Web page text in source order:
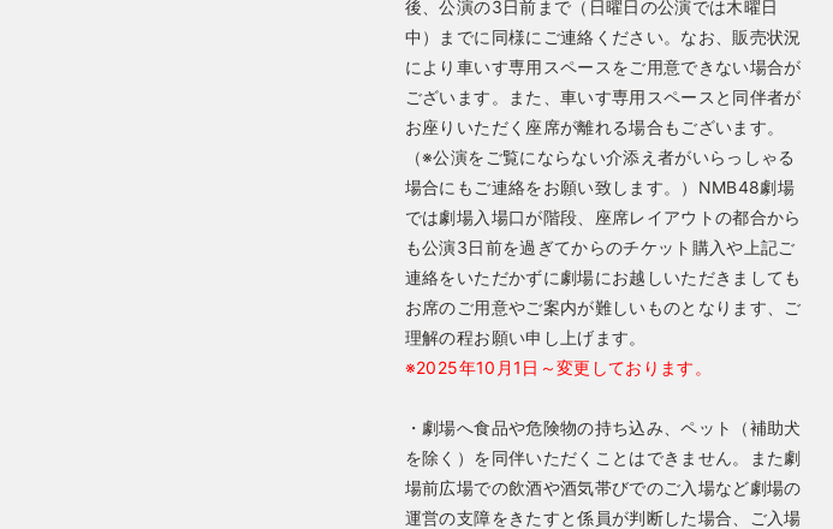
後、公演の3日前まで（日曜日の公演では木曜日
中）までに同様にご連絡ください。なお、販売状況
により車いす専用スペースをご用意できない場合が
ございます。また、車いす専用スペースと同伴者が
お座りいただく座席が離れる場合もございます。
（※公演をご覧にならない介添え者がいらっしゃる
場合にもご連絡をお願い致します。）NMB48劇場
では劇場入場口が階段、座席レイアウトの都合から
も公演3日前を過ぎてからのチケット購入や上記ご
連絡をいただかずに劇場にお越しいただきましても
お席のご用意やご案内が難しいものとなります、ご
理解の程お願い申し上げます。
※2025年10月1日～変更しております。
・劇場へ食品や危険物の持ち込み、ペット（補助犬
を除く）を同伴いただくことはできません。また劇
場前広場での飲酒や酒気帯びでのご入場など劇場の
運営の支障をきたすと係員が判断した場合、ご入場